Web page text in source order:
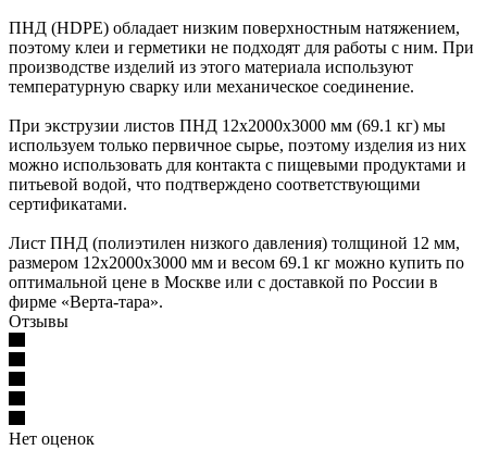
ПНД (HDPE) обладает низким поверхностным натяжением,
поэтому клеи и герметики не подходят для работы с ним. При
производстве изделий из этого материала используют
температурную сварку или механическое соединение.
При экструзии листов ПНД 12х2000х3000 мм (69.1 кг) мы
используем только первичное сырье, поэтому изделия из них
можно использовать для контакта с пищевыми продуктами и
питьевой водой, что подтверждено соответствующими
сертификатами.
Лист ПНД (полиэтилен низкого давления) толщиной 12 мм,
размером 12х2000х3000 мм и весом 69.1 кг можно купить по
оптимальной цене в Москве или с доставкой по России в
фирме «Верта-тара».
Отзывы
Нет оценок